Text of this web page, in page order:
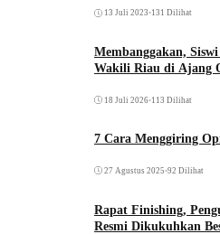
13 Juli 2023 •131 Dilihat
Membanggakan,
Wakili Riau di Ajang
18 Juli 2026•113 Dilihat
7 Cara Menggiring
27 Agustus 2025 •92 Dilihat
Rapat Finishing,
Resmi Dikukuhkan